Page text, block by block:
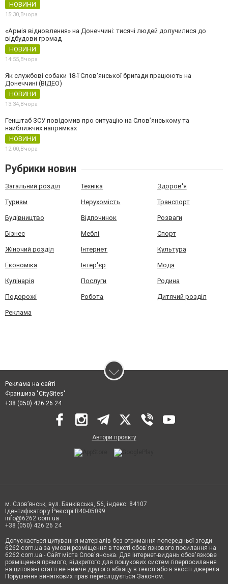
НОВИНИ
15:30, Вчора
«Армія відновлення» на Донеччині: тисячі людей долучилися до
відбудови громад
НОВИНИ
14:55, Вчора
Як службові собаки 18-ї Слов'янської бригади працюють на
Донеччині (ВІДЕО)
НОВИНИ
13:34, Вчора
Генштаб ЗСУ повідомив про ситуацію на Слов’янському та
найближчих напрямках
НОВИНИ
12:00, Вчора
Рубрики новин
Загальний розділ Техніка Здоров'я
Туризм Нерухомість Транспорт
Будівництво Відпочинок Розваги
Бізнес Меблі Спорт
Жіночий розділ Інтернет Культура
Економіка Інтер'єр Мода
Кулінарія Послуги Родина
Подорожі Робота Дитячий розділ
Реклама
Реклама на сайті
Франшиза "CitySites"
+38 (050) 426 26 24
Автори проєкту
м. Слов’янськ, вул. Банківська, 56, індекс: 84107
Ідентифікатор у Реєстрі R40-05099
info@6262.com.ua
+38 (050) 426 26 24
Допускається цитування матеріалів без отримання попередньої згоди
6262.com.ua за умови розміщення в тексті обов'язкового посилання на
6262.com.ua - Сайт міста Слов'янська. Для інтернет-видань обов'язкове
розміщення прямого, відкритого для пошукових систем гіперпосилання
на цитовані статті не нижче другого абзацу в тексті або в якості джерела.
Порушення виняткових прав переслідується Законом.